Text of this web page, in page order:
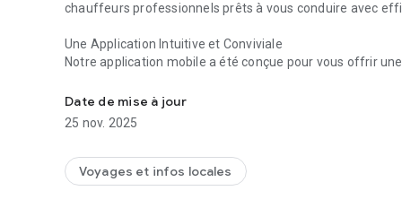
chauffeurs professionnels prêts à vous conduire avec
Une Application Intuitive et Conviviale
Notre application mobile a été conçue pour vous offrir
L'interface facile à utiliser vous permet de planifier vos
emploi du temps.
La clé de notre service réside dans nos chauffeurs
sécurité et votre satisfaction. Tous nos conducteurs
Date de mise à jour
25 nov. 2025
Voyages et infos locales